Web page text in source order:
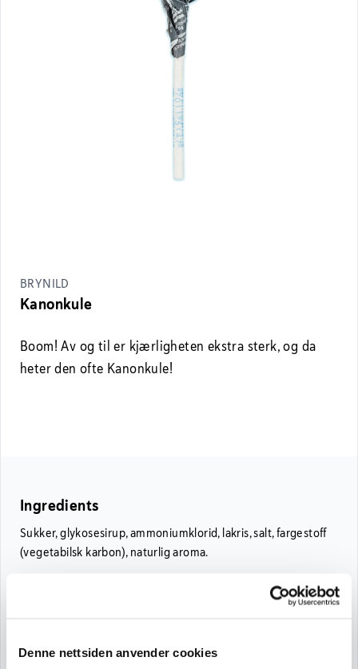
Denne nettsiden anvender cookies
BRYNILD
Kanonkule
Boom! Av og til er kjærligheten ekstra sterk, og da
heter den ofte Kanonkule!
Ingredients
Sukker, glykosesirup, ammoniumklorid, lakris, salt, fargestoff
(vegetabilsk karbon), naturlig aroma.
Net Weight: 11 g